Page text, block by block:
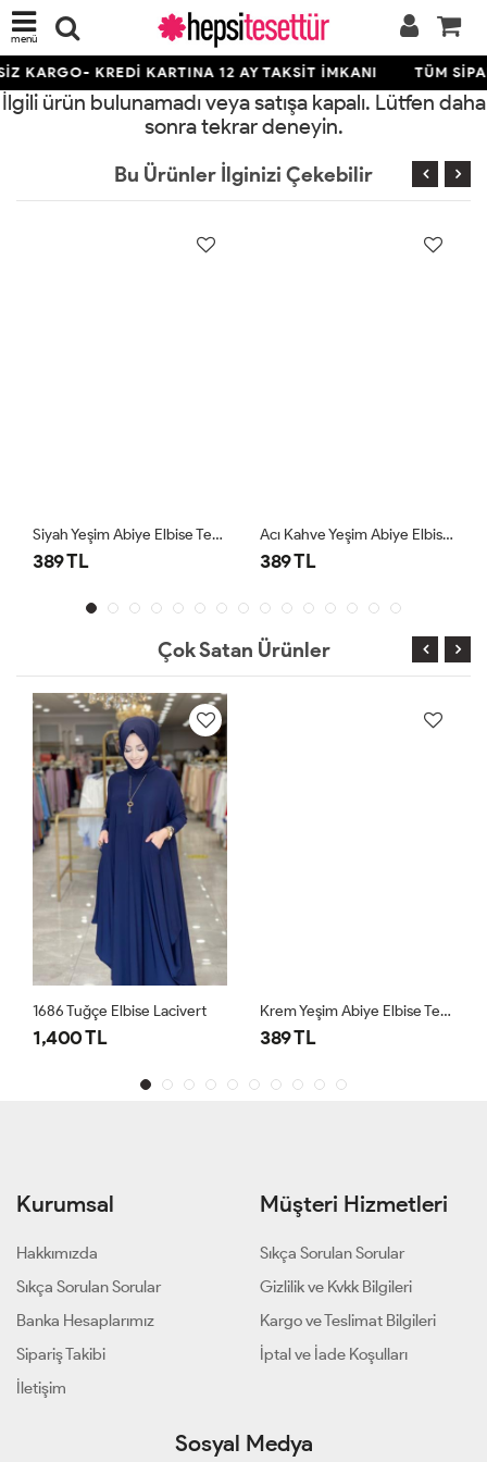
menü
KARGO- KREDİ KARTINA 12 AY TAKSİT İMKANI TÜM
İlgili ürün bulunamadı veya satışa kapalı. Lütfen daha
sonra tekrar deneyin.
Bu Ürünler İlginizi Çekebilir
Siyah Yeşim Abiye Elbise Tesettür Giyim
389 TL
Acı Kahve Yeşim Abiye Elbise Tesettür Giyim
389 TL
Çok Satan Ürünler
1686 Tuğçe Elbise Lacivert
1,400 TL
Krem Yeşim Abiye Elbise Tesettür Giyim
389 TL
Kurumsal
Hakkımızda
Sıkça Sorulan Sorular
Banka Hesaplarımız
Sipariş Takibi
İletişim
Müşteri Hizmetleri
Sıkça Sorulan Sorular
Gizlilik ve Kvkk Bilgileri
Kargo ve Teslimat Bilgileri
İptal ve İade Koşulları
Sosyal Medya